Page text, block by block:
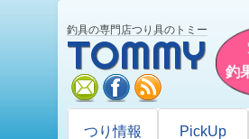
釣具の専門店つり具のトミー
TOMMY
mail facebook
釣
つり情報 PickUp